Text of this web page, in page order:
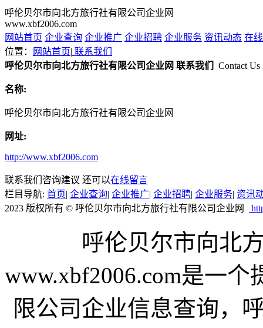
呼伦贝尔市向北方旅行社有限公司企业网
www.xbf2006.com
网站首页 企业查询 企业推广 企业招聘 企业服务 资讯动态 在
位置：
网站首页| 联系我们
呼伦贝尔市向北方旅行社有限公司企业网 联系我们
Contact Us
名称:
呼伦贝尔市向北方旅行社有限公司企业网
网址:
http://www.xbf2006.com
联系我们咨询建议 还可以在线留言
栏目导航: 首页| 企业查询| 企业推广| 企业招聘| 企业服务| 资讯
2023 版权所有 © 呼伦贝尔市向北方旅行社有限公司企业网
呼伦贝尔市向北
www.xbf2006.com是一
限公司企业信息查询，